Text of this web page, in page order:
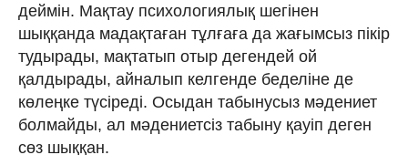
деймін. Мақтау психологиялық шегінен
шыққанда мадақтаған тұлғаға да жағымсыз пікір
тудырады, мақтатып отыр дегендей ой
қалдырады, айналып келгенде беделіне де
көлеңке түсіреді. Осыдан табынусыз мәдениет
болмайды, ал мәдениетсіз табыну қауіп деген
сөз шыққан.